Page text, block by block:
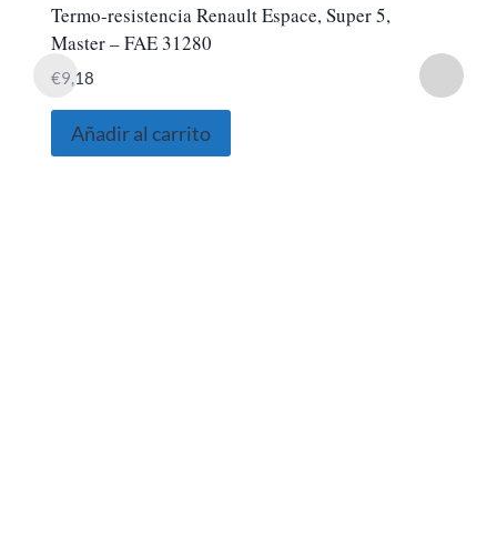
Termo-resistencia Renault Espace, Super 5,
Master – FAE 31280
€9,18
Añadir al carrito